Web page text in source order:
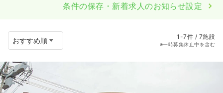
条件の保存・新着求人のお知らせ設定
1-7件 / 7施設
※一時募集休止中を含む